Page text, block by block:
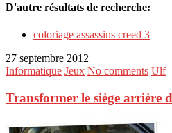
D'autre résultats de recherche:
coloriage assassins creed 3
27 septembre 2012
Informatique Jeux No comments Ulf
Transformer le siège arrière